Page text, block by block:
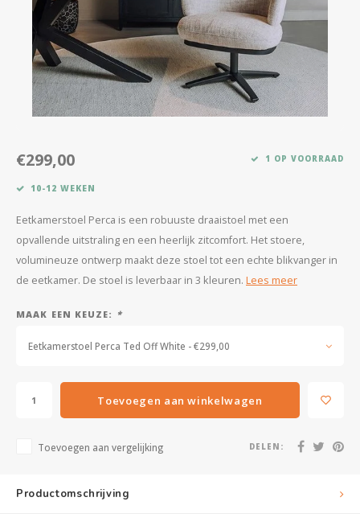
Kasten
Salontafels
Tv-meubelen
Eetkamerbanken
€299,00 1 OP VOORRAAD
10-12 WEKEN
Eetkamerstoel Perca is een robuuste draaistoel met een
opvallende uitstraling en een heerlijk zitcomfort. Het stoere,
volumineuze ontwerp maakt deze stoel tot een echte blikvanger in
de eetkamer. De stoel is leverbaar in 3 kleuren. Lees meer
MAAK EEN KEUZE: *
Eetkamerstoel Perca Ted Off White - €299,00
Toevoegen aan winkelwagen
Toevoegen aan vergelijking DELEN:
Productomschrijving